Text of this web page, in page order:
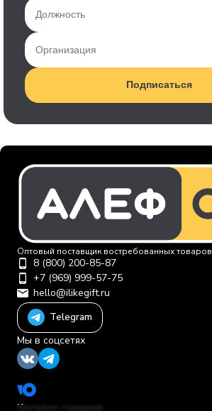
Подписаться
Оптовый поставщик востребованных товаров
8 (800) 200-85-87
+7 (969) 999-57-75
hello@ilikegift.ru
Telegram
Мы в соцсетях
Каталог товаров